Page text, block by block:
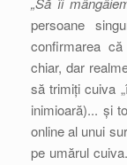
persoane
confirmarea
chiar, dar
să trimiți cuiva
inimioară)... și
online al unui
pe umărul